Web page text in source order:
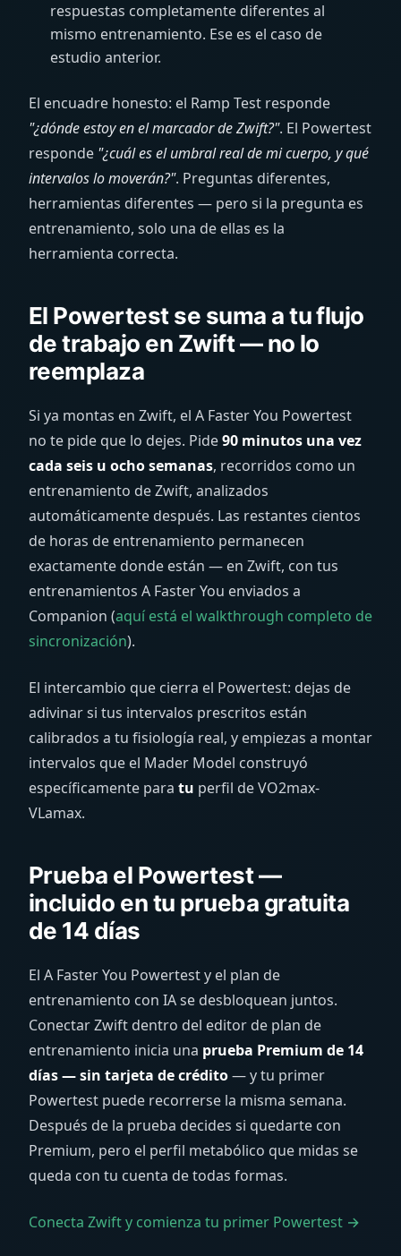
respuestas completamente diferentes al
mismo entrenamiento. Ese es el caso de
estudio anterior.
El encuadre honesto: el Ramp Test responde
"¿dónde estoy en el marcador de Zwift?". El Powertest
responde "¿cuál es el umbral real de mi cuerpo, y qué
intervalos lo moverán?". Preguntas diferentes,
herramientas diferentes — pero si la pregunta es
entrenamiento, solo una de ellas es la
herramienta correcta.
El Powertest se suma a tu flujo
de trabajo en Zwift — no lo
reemplaza
Si ya montas en Zwift, el A Faster You Powertest
no te pide que lo dejes. Pide90 minutos una vez
cada seis u ocho semanas, recorridos como un
entrenamiento de Zwift, analizados
automáticamente después. Las restantes cientos
de horas de entrenamiento permanecen
exactamente donde están — en Zwift, con tus
entrenamientos A Faster You enviados a
Companion (aquí está el walkthrough completo de
sincronización).
El intercambio que cierra el Powertest: dejas de
adivinar si tus intervalos prescritos están
calibrados a tu fisiología real, y empiezas a montar
intervalos que el Mader Model construyó
específicamente para tu perfil de VO2max-
VLamax.
Prueba el Powertest —
incluido en tu prueba gratuita
de 14 días
El A Faster You Powertest y el plan de
entrenamiento con IA se desbloquean juntos.
Conectar Zwift dentro del editor de plan de
entrenamiento inicia una prueba Premium de 14
días — sin tarjeta de crédito— y tu primer
Powertest puede recorrerse la misma semana.
Después de la prueba decides si quedarte con
Premium, pero el perfil metabólico que midas se
queda con tu cuenta de todas formas.
Conecta Zwift y comienza tu primer Powertest →